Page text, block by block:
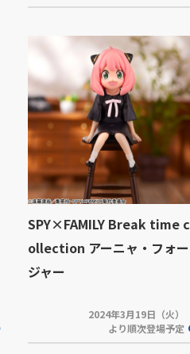
SPY×FAMILY Break time c
ollection アーニャ・フォー
ジャー
2024年3月19日（火）
より順次登場予定